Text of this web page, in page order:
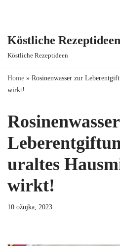
content
Köstliche Rezeptideen
Köstliche Rezeptideen
Home » Rosinenwasser zur
wirkt!
uraltes
wirkt!
10 ožujka, 2023